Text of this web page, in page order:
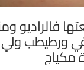
فالراديو
ورطيطب
مكياج